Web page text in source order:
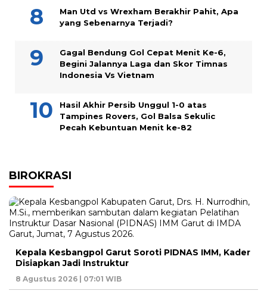
Man Utd vs Wrexham Berakhir Pahit, Apa
yang Sebenarnya Terjadi?
Gagal Bendung Gol Cepat Menit Ke-6,
Begini Jalannya Laga dan Skor Timnas
Indonesia Vs Vietnam
Hasil Akhir Persib Unggul 1-0 atas
Tampines Rovers, Gol Balsa Sekulic
Pecah Kebuntuan Menit ke-82
BIROKRASI
Kepala Kesbangpol Garut Soroti PIDNAS IMM, Kader
Disiapkan Jadi Instruktur
8 Agustus 2026 | 07:01 WIB